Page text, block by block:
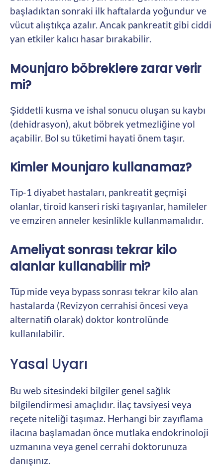
başladıktan sonraki ilk haftalarda yoğundur ve
vücut alıştıkça azalır. Ancak pankreatit gibi ciddi
yan etkiler kalıcı hasar bırakabilir.
Mounjaro böbreklere zarar verir
mi?
Şiddetli kusma ve ishal sonucu oluşan su kaybı
(dehidrasyon), akut böbrek yetmezliğine yol
açabilir. Bol su tüketimi hayati önem taşır.
Kimler Mounjaro kullanamaz?
Tip-1 diyabet hastaları, pankreatit geçmişi
olanlar, tiroid kanseri riski taşıyanlar, hamileler
ve emziren anneler kesinlikle kullanmamalıdır.
Ameliyat sonrası tekrar kilo
alanlar kullanabilir mi?
Tüp mide veya bypass sonrası tekrar kilo alan
hastalarda (Revizyon cerrahisi öncesi veya
alternatifi olarak) doktor kontrolünde
kullanılabilir.
Yasal Uyarı
Bu web sitesindeki bilgiler genel sağlık
bilgilendirmesi amaçlıdır. İlaç tavsiyesi veya
reçete niteliği taşımaz. Herhangi bir zayıflama
ilacına başlamadan önce mutlaka endokrinoloji
uzmanına veya genel cerrahi doktorunuza
danışınız.